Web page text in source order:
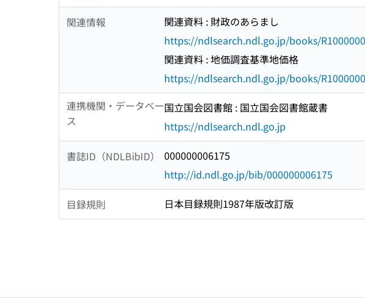
関連情報
関連資料 : 財政のあらまし
https://ndlsearch.ndl.go.jp/books/
関連資料 : 地価調査基準地価格
https://ndlsearch.ndl.go.jp/books/
連携機関・データベー
ス
国立国会図書館 : 国立国会図書館蔵書
https://ndlsearch.ndl.go.jp
書誌ID（NDLBibID）
000000006175
http://id.ndl.go.jp/bib/000000006175
目録規則 日本目録規則1987年版改訂版